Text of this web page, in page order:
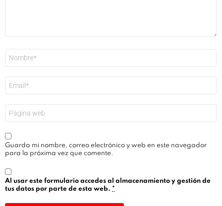
electrónico
*
Guarda mi nombre, correo electrónico y web en este navegador
para la próxima vez que comente.
Al usar este formulario accedes al almacenamiento y gestión de
tus datos por parte de esta web. *